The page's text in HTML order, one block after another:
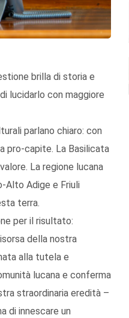
brilla di storia e
lucidarlo con maggiore
parlano chiaro: con
pro-capite. La Basilicata
La regione lucana
Alto Adige e Friuli
terra.
per il risultato:
della nostra
alla tutela e
lucana e conferma
straordinaria eredità –
di innescare un